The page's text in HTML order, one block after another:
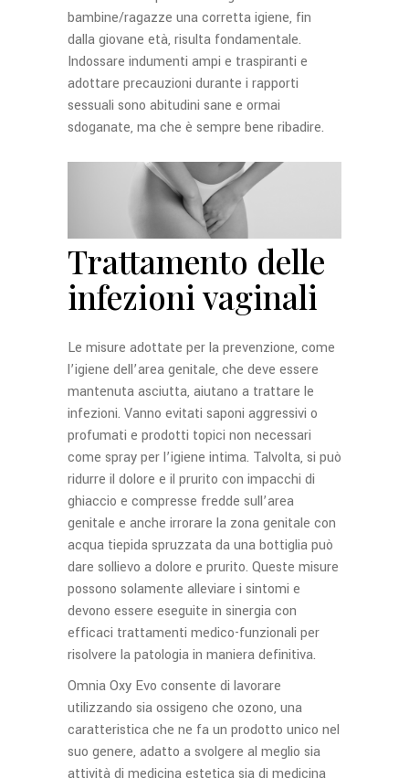
bambine/ragazze una corretta igiene, fin
dalla giovane età, risulta fondamentale.
Indossare indumenti ampi e traspiranti e
adottare precauzioni durante i rapporti
sessuali sono abitudini sane e ormai
sdoganate, ma che è sempre bene ribadire.
Trattamento delle
infezioni vaginali
Le misure adottate per la prevenzione, come
l’igiene dell’area genitale, che deve essere
mantenuta asciutta, aiutano a trattare le
infezioni. Vanno evitati saponi aggressivi o
profumati e prodotti topici non necessari
come spray per l’igiene intima. Talvolta, si può
ridurre il dolore e il prurito con impacchi di
ghiaccio e compresse fredde sull’area
genitale e anche irrorare la zona genitale con
acqua tiepida spruzzata da una bottiglia può
dare sollievo a dolore e prurito. Queste misure
possono solamente alleviare i sintomi e
devono essere eseguite in sinergia con
efficaci trattamenti medico-funzionali per
risolvere la patologia in maniera definitiva.
Omnia Oxy Evo consente di lavorare
utilizzando sia ossigeno che ozono, una
caratteristica che ne fa un prodotto unico nel
suo genere, adatto a svolgere al meglio sia
attività di medicina estetica sia di medicina